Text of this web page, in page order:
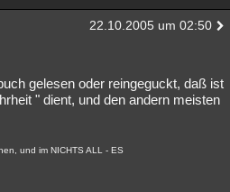
22.10.2005 um 02:50
gelesen oder reingeguckt, daß ist
" dient, und den andern meisten
und im NICHTS ALL - ES